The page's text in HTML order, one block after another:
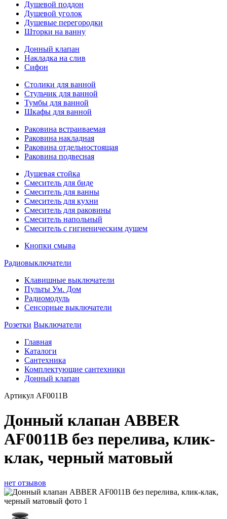
Душевой поддон
Душевой уголок
Душевые перегородки
Шторки на ванну
Донный клапан
Накладка на слив
Сифон
Столики для ванной
Стульчик для ванной
Тумбы для ванной
Шкафы для ванной
Раковина встраиваемая
Раковина накладная
Раковина отдельностоящая
Раковина подвесная
Душевая стойка
Смеситель для биде
Смеситель для ванны
Смеситель для кухни
Смеситель для раковины
Смеситель напольный
Смеситель с гигиеническим душем
Кнопки смыва
Радиовыключатели
Клавишные выключатели
Пульты Ум. Дом
Радиомодуль
Сенсорные выключатели
Розетки Выключатели
Главная
Каталоги
Сантехника
Комплектующие сантехники
Донный клапан
Артикул AF0011B
Донный клапан ABBER
AF0011B без перелива, клик-
клак, черный матовый
нет отзывов